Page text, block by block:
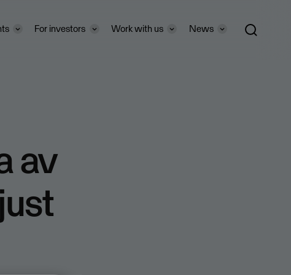
For investors Work with us News
av